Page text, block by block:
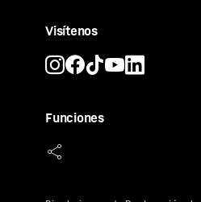
Visítenos
Funciones